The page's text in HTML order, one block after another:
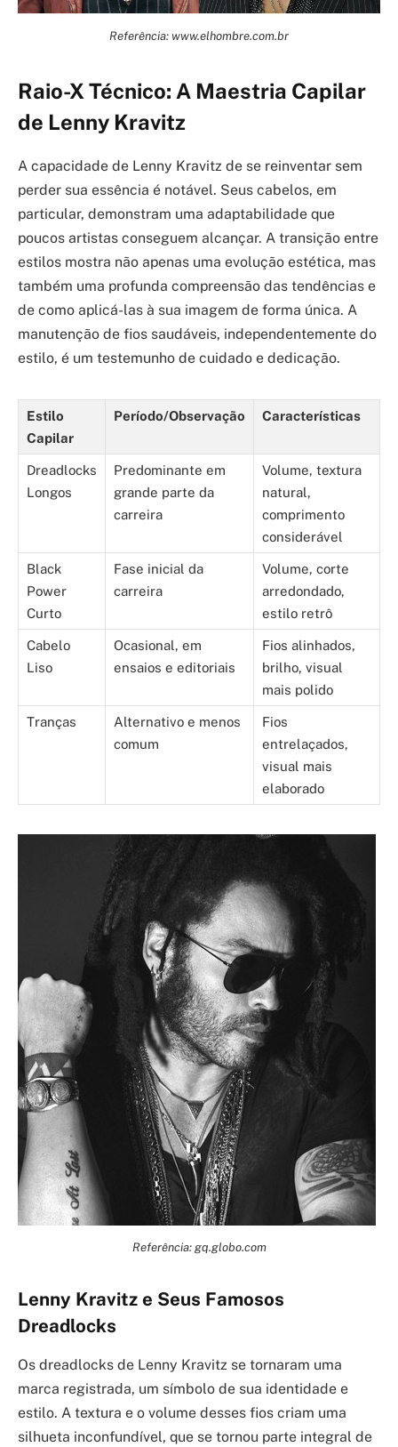
Referência: www.elhombre.com.br
Raio-X Técnico: A Maestria Capilar
de Lenny Kravitz
A capacidade de Lenny Kravitz de se reinventar sem
perder sua essência é notável. Seus cabelos, em
particular, demonstram uma adaptabilidade que
poucos artistas conseguem alcançar. A transição entre
estilos mostra não apenas uma evolução estética, mas
também uma profunda compreensão das tendências e
de como aplicá-las à sua imagem de forma única. A
manutenção de fios saudáveis, independentemente do
estilo, é um testemunho de cuidado e dedicação.
Estilo
Capilar
Período/Observação Características
Dreadlocks
Longos
Predominante em
grande parte da
carreira
Volume, textura
natural,
comprimento
considerável
Black
Power
Curto
Fase inicial da
carreira
Volume, corte
arredondado,
estilo retrô
Cabelo
Liso
Ocasional, em
ensaios e editoriais
Fios alinhados,
brilho, visual
mais polido
Tranças
Alternativo e menos
comum
Fios
entrelaçados,
visual mais
elaborado
Referência: gq.globo.com
Lenny Kravitz e Seus Famosos
Dreadlocks
Os dreadlocks de Lenny Kravitz se tornaram uma
marca registrada, um símbolo de sua identidade e
estilo. A textura e o volume desses fios criam uma
silhueta inconfundível, que se tornou parte integral de